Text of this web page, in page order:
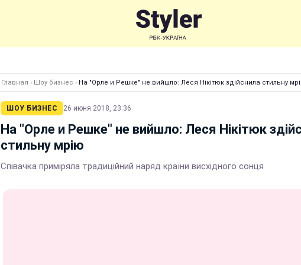
Главная › Шоу бизнес › На "Орле и Решке" не вийшло: Леся Нікітюк здійснила стильну
ШОУ БИЗНЕС 26 июня 2018, 23:36
На "Орле и Решке" не вийшло: Леся Нікітюк
стильну мрію
Співачка приміряла традиційний наряд країни висхідного сонця